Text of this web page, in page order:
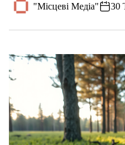
Тексти
Публікації
Довідник
"Місцеві Медіа" 30